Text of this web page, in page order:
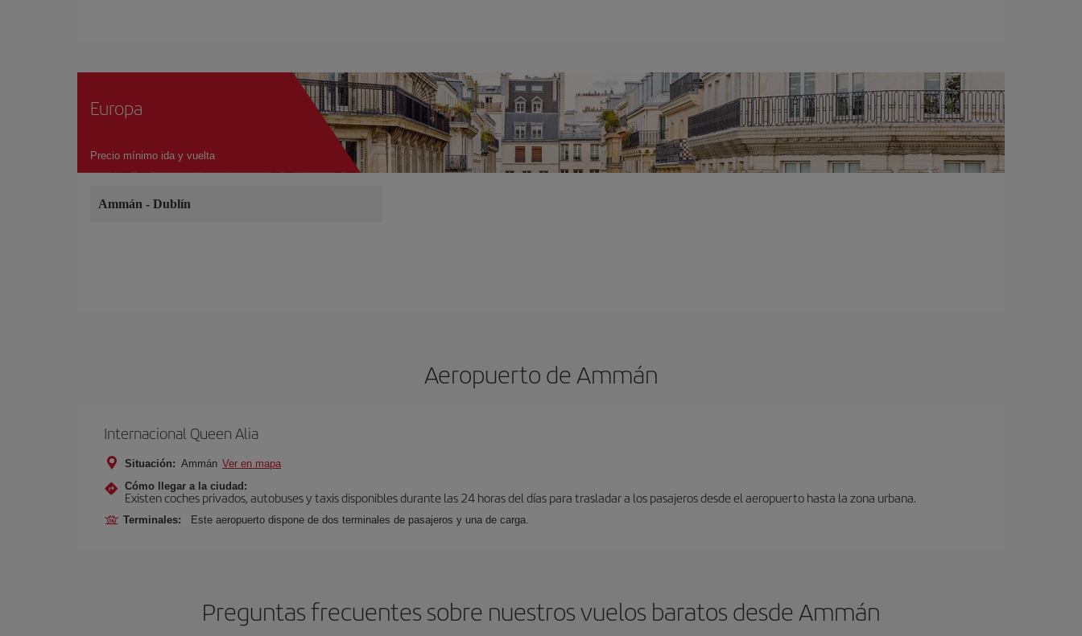
Europa
Precio mínimo ida y vuelta
Ammán - Dublín
Aeropuerto de Ammán
Internacional Queen Alia
Situación: Ammán Ver en mapa
Cómo llegar a la ciudad:
Existen coches privados, autobuses y taxis disponibles durante las 24 horas del días para trasladar a los pasajeros desde el aeropuerto hasta la zona urbana.
Terminales: Este aeropuerto dispone de dos terminales de pasajeros y una de carga.
Preguntas frecuentes sobre nuestros vuelos baratos desde Ammán